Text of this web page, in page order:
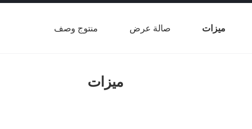
ميزات صالة عرض منتوج وصف
ميزات